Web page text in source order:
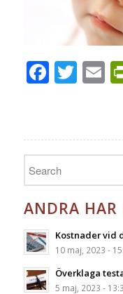
ANDRA HAR
Kostnader vid
10 maj, 2023 -
Överklaga
5 maj, 2023 -